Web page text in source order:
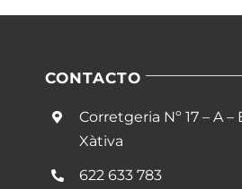
CONTACTO
Corretgeria Nº 17 – A
Xàtiva
622 633 783